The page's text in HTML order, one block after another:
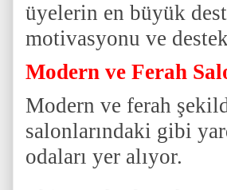
üyelerin en büyük
motivasyonu ve
Modern ve Ferah
Modern ve ferah
salonlarındaki gibi
odaları yer alıyor.